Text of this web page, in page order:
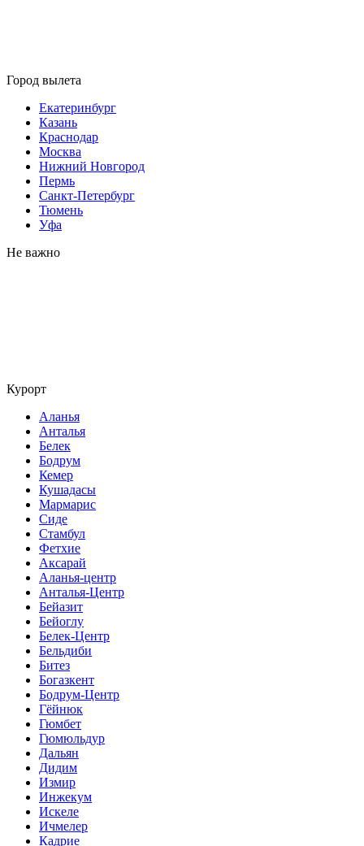
Город вылета
Екатеринбург
Казань
Краснодар
Москва
Нижний Новгород
Пермь
Санкт-Петербург
Тюмень
Уфа
Не важно
Курорт
Аланья
Анталья
Белек
Бодрум
Кемер
Кушадасы
Мармарис
Сиде
Стамбул
Фетхие
Аксарай
Аланья-центр
Анталья-Центр
Бейазит
Бейоглу
Белек-Центр
Бельдиби
Битез
Богазкент
Бодрум-Центр
Гёйнюк
Гюмбет
Гюмюльдур
Дальян
Дидим
Измир
Инжекум
Искеле
Ичмелер
Кадрие